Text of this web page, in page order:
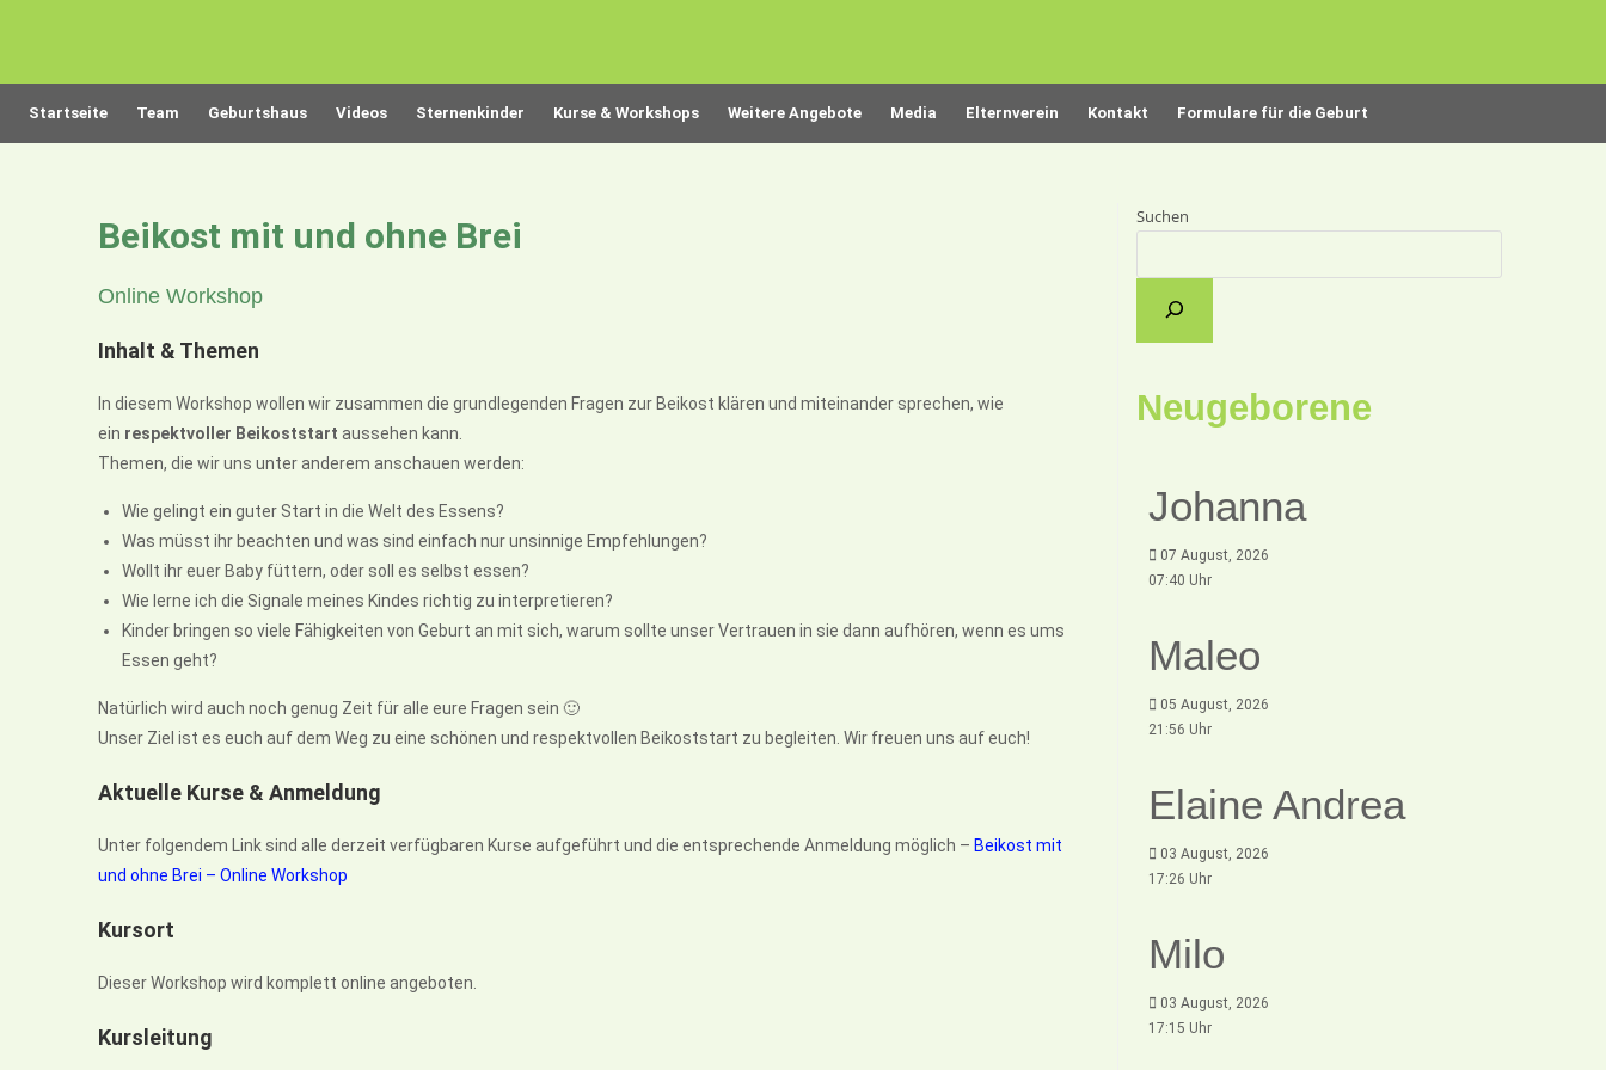
Startseite Team Geburtshaus Videos Sternenkinder Kurse & Workshops Weitere Angebote Media Elternverein Kontakt Formulare für die Geburt
Beikost mit und ohne Brei
Online Workshop
Inhalt & Themen
In diesem Workshop wollen wir zusammen die grundlegenden Fragen zur Beikost klären und miteinander sprechen, wie
ein respektvoller Beikoststart aussehen kann.
Themen, die wir uns unter anderem anschauen werden:
Wie gelingt ein guter Start in die Welt des Essens?
Was müsst ihr beachten und was sind einfach nur unsinnige Empfehlungen?
Wollt ihr euer Baby füttern, oder soll es selbst essen?
Wie lerne ich die Signale meines Kindes richtig zu interpretieren?
Kinder bringen so viele Fähigkeiten von Geburt an mit sich, warum sollte unser Vertrauen in sie dann aufhören, wenn es ums
Essen geht?
Natürlich wird auch noch genug Zeit für alle eure Fragen sein 🙂
Unser Ziel ist es euch auf dem Weg zu eine schönen und respektvollen Beikoststart zu begleiten. Wir freuen uns auf euch!
Aktuelle Kurse & Anmeldung
Unter folgendem Link sind alle derzeit verfügbaren Kurse aufgeführt und die entsprechende Anmeldung möglich – Beikost mit
und ohne Brei – Online Workshop
Kursort
Dieser Workshop wird komplett online angeboten.
Kursleitung
Suchen
Neugeborene
Johanna
07 August, 2026
07:40 Uhr
Maleo
05 August, 2026
21:56 Uhr
Elaine Andrea
03 August, 2026
17:26 Uhr
Milo
03 August, 2026
17:15 Uhr